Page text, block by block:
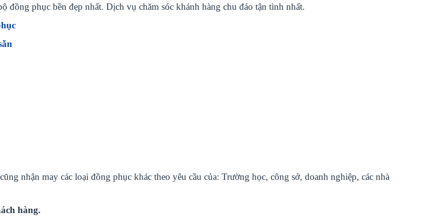
đồng phục bền đẹp nhất. Dịch vụ chăm sóc khánh hàng chu đáo tận tình nhất.
nhận may các loại đồng phục khác theo yêu cầu của: Trường học, công sở, doanh nghiệp, các nhà
hàng.